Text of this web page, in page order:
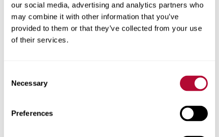
our social media, advertising and analytics partners who
may combine it with other information that you’ve
provided to them or that they’ve collected from your use
of their services.
Selection
Necessary
Preferences
هاتف